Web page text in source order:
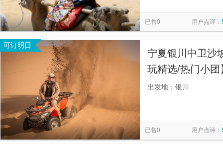
已售0 用户点评：
可订明日
宁夏银川中卫沙
玩精选/热门小
门接送、轻松亲
出发地：银川
已售0 用户点评：